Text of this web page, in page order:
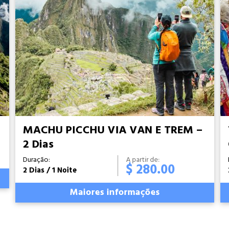
MACHU PICCHU VIA VAN E TREM –
2 Dias
Duração:
2 Dias / 1 Noite
A partir de:
$ 280.00
Maiores informações